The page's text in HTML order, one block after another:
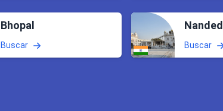
Bhopal
Buscar
Nanded
Buscar